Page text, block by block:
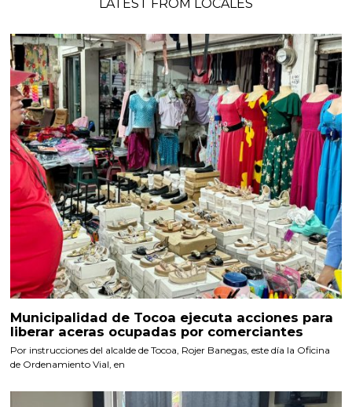
LATEST FROM LOCALES
Municipalidad de Tocoa ejecuta acciones para
liberar aceras ocupadas por comerciantes
Por instrucciones del alcalde de Tocoa, Rojer Banegas, este día la Oficina
de Ordenamiento Vial, en